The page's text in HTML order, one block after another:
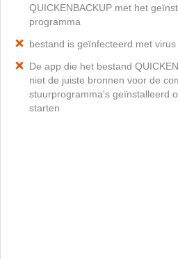
QUICKENBACKUP met het
programma
bestand is geïnfecteerd met
De app die het bestand
niet de juiste bronnen voor de
stuurprogramma's geïnstalleerd
starten